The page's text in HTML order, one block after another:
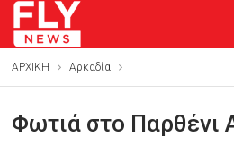
ΑΡΧΙΚΗ Αρκαδία
Φωτιά στο Παρθένι